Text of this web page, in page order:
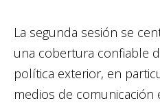
La segunda sesión se
una cobertura confiable
política exterior, en
medios de comunicación